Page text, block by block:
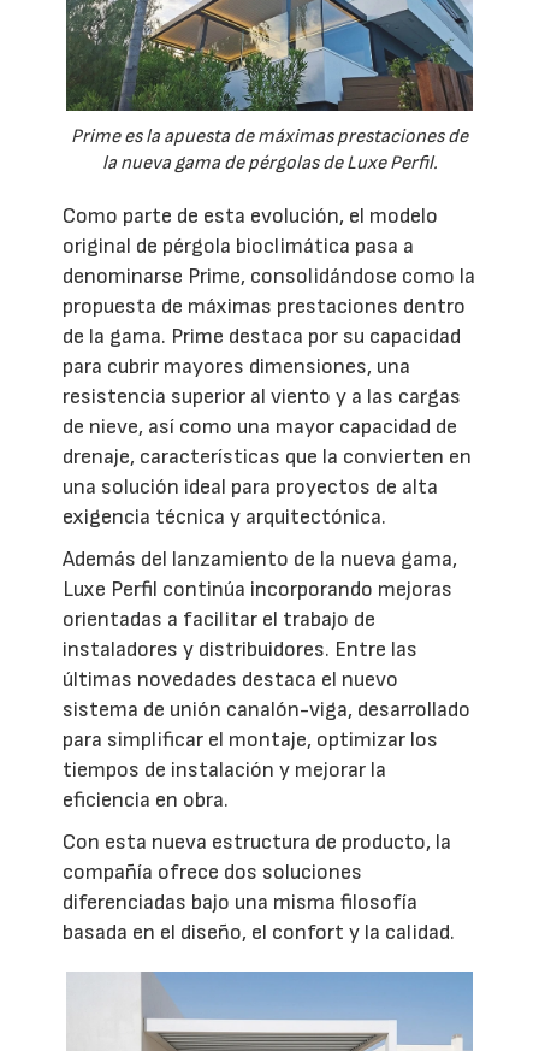
Prime es la apuesta de máximas prestaciones de
la nueva gama de pérgolas de Luxe Perfil.
Como parte de esta evolución, el modelo
original de pérgola bioclimática pasa a
denominarse Prime, consolidándose como la
propuesta de máximas prestaciones dentro
de la gama. Prime destaca por su capacidad
para cubrir mayores dimensiones, una
resistencia superior al viento y a las cargas
de nieve, así como una mayor capacidad de
drenaje, características que la convierten en
una solución ideal para proyectos de alta
exigencia técnica y arquitectónica.
Además del lanzamiento de la nueva gama,
Luxe Perfil continúa incorporando mejoras
orientadas a facilitar el trabajo de
instaladores y distribuidores. Entre las
últimas novedades destaca el nuevo
sistema de unión canalón-viga, desarrollado
para simplificar el montaje, optimizar los
tiempos de instalación y mejorar la
eficiencia en obra.
Con esta nueva estructura de producto, la
compañía ofrece dos soluciones
diferenciadas bajo una misma filosofía
basada en el diseño, el confort y la calidad.